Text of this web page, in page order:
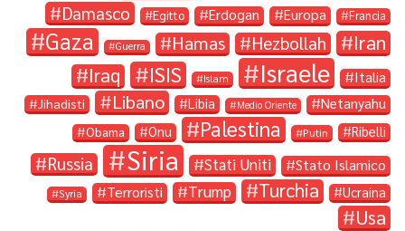
Damasco Egitto Erdogan Europa Francia
Gaza Guerra Hamas Hezbollah Iran
Iraq ISIS Islam Israele Italia
Jihadisti Libano Libia Medio Oriente Netanyahu
Obama Onu Palestina Putin Ribelli
Russia Siria Stati Uniti Stato Islamico
Syria Terroristi Trump Turchia Ucraina
Usa